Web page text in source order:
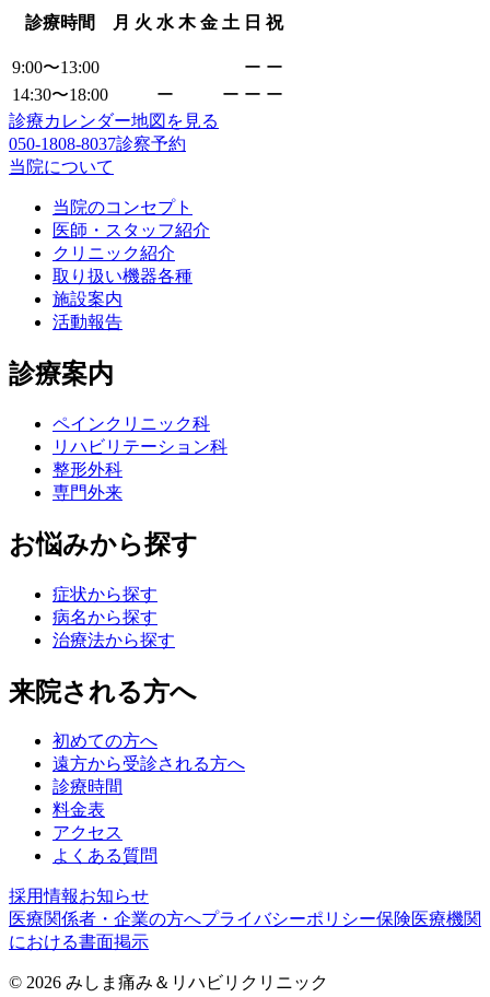
診療時間 月 火 水 木 金 土 日 祝
9:00〜13:00 ー ー
14:30〜18:00
ー ー ー ー
診療カレンダー地図を見る
050-1808-8037診察予約
当院について
当院のコンセプト
医師・スタッフ紹介
クリニック紹介
取り扱い機器各種
施設案内
活動報告
診療案内
ペインクリニック科
リハビリテーション科
整形外科
専門外来
お悩みから探す
症状から探す
病名から探す
治療法から探す
来院される方へ
初めての方へ
遠方から受診される方へ
診療時間
料金表
アクセス
よくある質問
採用情報お知らせ
医療関係者・企業の方へプライバシーポリシー保険医療機関
における書面掲示
© 2026 みしま痛み＆リハビリクリニック